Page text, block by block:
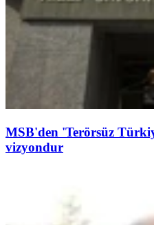
MSB'den 'Terörsüz
vizyondur